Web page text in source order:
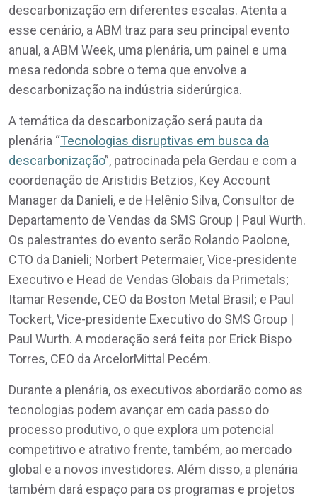
descarbonização em diferentes escalas. Atenta a
esse cenário, a ABM traz para seu principal evento
anual, a ABM Week, uma plenária, um painel e uma
mesa redonda sobre o tema que envolve a
descarbonização na indústria siderúrgica.
A temática da descarbonização será pauta da
plenária “Tecnologias disruptivas em busca da
descarbonização”, patrocinada pela Gerdau e com a
coordenação de Aristidis Betzios, Key Account
Manager da Danieli, e de Helênio Silva, Consultor de
Departamento de Vendas da SMS Group | Paul Wurth.
Os palestrantes do evento serão Rolando Paolone,
CTO da Danieli; Norbert Petermaier, Vice-presidente
Executivo e Head de Vendas Globais da Primetals;
Itamar Resende, CEO da Boston Metal Brasil; e Paul
Tockert, Vice-presidente Executivo do SMS Group |
Paul Wurth. A moderação será feita por Erick Bispo
Torres, CEO da ArcelorMittal Pecém.
Durante a plenária, os executivos abordarão como as
tecnologias podem avançar em cada passo do
processo produtivo, o que explora um potencial
competitivo e atrativo frente, também, ao mercado
global e a novos investidores. Além disso, a plenária
também dará espaço para os programas e projetos